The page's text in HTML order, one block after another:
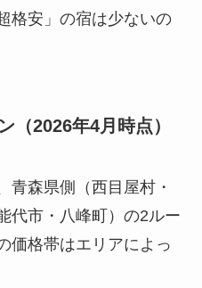
格安」の宿は少ないの
（2026年4月時点）
青森県側（西目屋村・
代市・八峰町）の2ルー
価格帯はエリアによっ